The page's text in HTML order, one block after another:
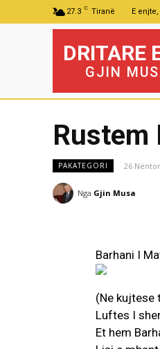
27.3 C Tiranë E
DRITARE
GJIN
Rustem
PAKATEGORI 26
Nga Gjin Musa
Barhani I
(Ne kujtese
Luftes I
Et hem